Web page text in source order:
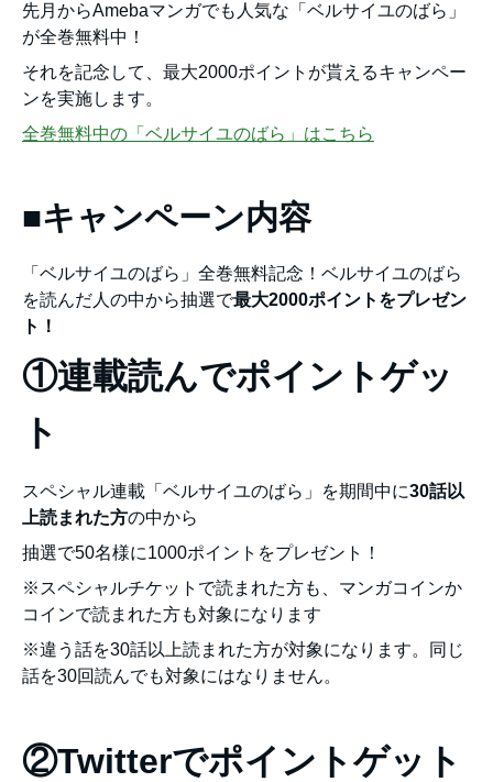
先月からAmebaマンガでも人気な「ベルサイユのばら」
が全巻無料中！
それを記念して、最大2000ポイントが貰えるキャンペー
ンを実施します。
全巻無料中の「ベルサイユのばら」はこちら
■キャンペーン内容
「ベルサイユのばら」全巻無料記念！ベルサイユのばら
を読んだ人の中から抽選で最大2000ポイントをプレゼン
ト！
①連載読んでポイントゲッ
ト
スペシャル連載「ベルサイユのばら」を期間中に30話以
上読まれた方の中から
抽選で50名様に1000ポイントをプレゼント！
※スペシャルチケットで読まれた方も、マンガコインか
コインで読まれた方も対象になります
※違う話を30話以上読まれた方が対象になります。同じ
話を30回読んでも対象にはなりません。
②Twitterでポイントゲット